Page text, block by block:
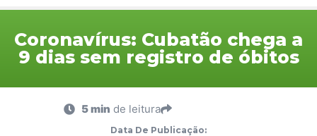
Coronavírus: Cubatão chega a
9 dias sem registro de óbitos
5 min de leitura
Data De Publicação: